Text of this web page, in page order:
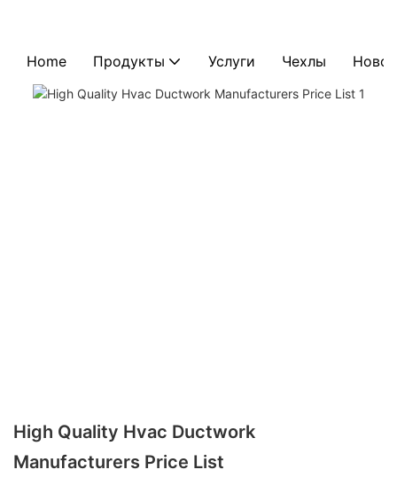
Home Продукты Услуги Чехлы
High Quality Hvac Ductwork
Manufacturers Price List